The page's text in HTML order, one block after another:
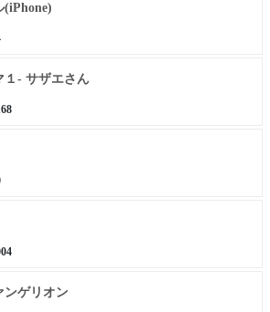
(iPhone)
１- サザエさん
ンゲリオン